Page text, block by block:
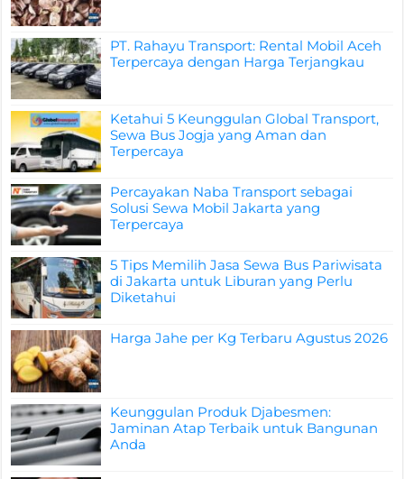
PT. Rahayu Transport: Rental Mobil Aceh
Terpercaya dengan Harga Terjangkau
Ketahui 5 Keunggulan Global Transport,
Sewa Bus Jogja yang Aman dan
Terpercaya
Percayakan Naba Transport sebagai
Solusi Sewa Mobil Jakarta yang
Terpercaya
5 Tips Memilih Jasa Sewa Bus Pariwisata
di Jakarta untuk Liburan yang Perlu
Diketahui
Harga Jahe per Kg Terbaru Agustus 2026
Keunggulan Produk Djabesmen:
Jaminan Atap Terbaik untuk Bangunan
Anda